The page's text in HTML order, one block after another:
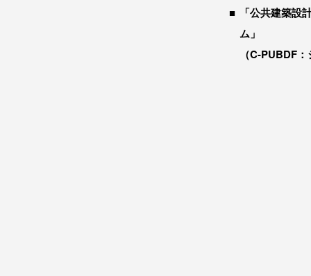
「公共建築設
ム」
（C-PUBDF